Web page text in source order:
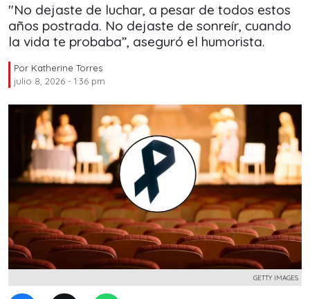
"No dejaste de luchar, a pesar de todos estos
años postrada. No dejaste de sonreír, cuando
la vida te probaba”, aseguró el humorista.
Por Katherine Torres
julio 8, 2026 - 1:36 pm
GETTY IMAGES